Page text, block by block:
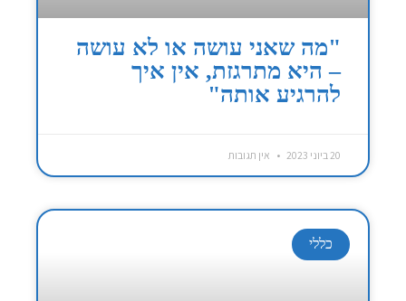
"מה שאני עושה או לא עושה
– היא מתרגזת, אין איך
להרגיע אותה"
20 ביוני 2023 אין תגובות
כללי